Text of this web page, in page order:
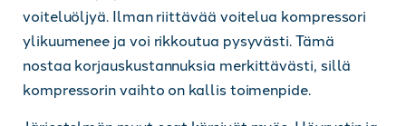
voiteluöljyä. Ilman riittävää voitelua kompressori
ylikuumenee ja voi rikkoutua pysyvästi. Tämä
nostaa korjauskustannuksia merkittävästi, sillä
kompressorin vaihto on kallis toimenpide.